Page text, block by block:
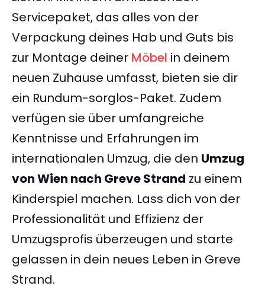
Servicepaket, das alles von der
Verpackung deines Hab und Guts bis
zur Montage deiner Möbel in deinem
neuen Zuhause umfasst, bieten sie dir
ein Rundum-sorglos-Paket. Zudem
verfügen sie über umfangreiche
Kenntnisse und Erfahrungen im
internationalen Umzug, die den Umzug
von Wien nach Greve Strand zu einem
Kinderspiel machen. Lass dich von der
Professionalität und Effizienz der
Umzugsprofis überzeugen und starte
gelassen in dein neues Leben in Greve
Strand.